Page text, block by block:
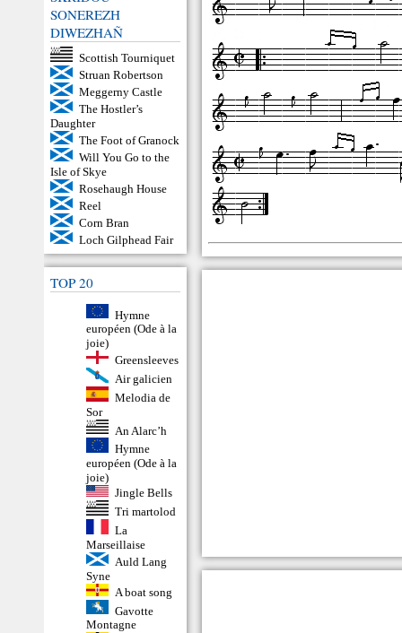
SONEREZH
DIWEZHAÑ
Scottish Tourniquet
Struan Robertson
Meggerny Castle
The Hostler’s
Daughter
The Foot of Granock
Will You Go to the
Isle of Skye
Rosehaugh House
Reel
Corn Bran
Loch Gilphead Fair
TOP 20
Hymne
européen (Ode à la
joie)
Greensleeves
Air galicien
Melodia de
Sor
An Alarc’h
Hymne
européen (Ode à la
joie)
Jingle Bells
Tri martolod
La
Marseillaise
Auld Lang
Syne
A boat song
Gavotte
Montagne